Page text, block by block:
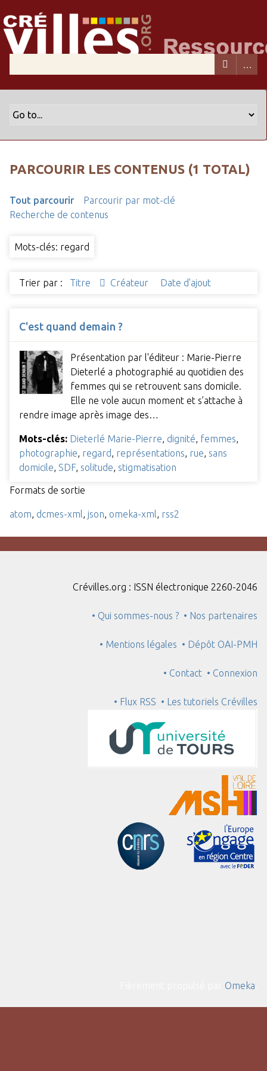
PARCOURIR LES CONTENUS (1 TOTAL)
Tout parcourir
Parcourir par mot-clé
Recherche de contenus
Mots-clés: regard
Trier par : Titre Créateur Date d'ajout
C'est quand demain ?
Présentation par l'éditeur : Marie-Pierre
Dieterlé a photographié au quotidien des
femmes qui se retrouvent sans domicile.
Elle ne vole aucun moment et s’attache à
rendre image après image des…
Mots-clés: Dieterlé Marie-Pierre dignité femmes
photographie regard représentations rue sans
domicile SDF, solitude stigmatisation
Formats de sortie
atom dcmes-xml json omeka-xml rss2
Crévilles.org : ISSN électronique 2260-2046
• Qui sommes-nous ? • Nos partenaires
• Mentions légales • Dépôt OAI-PMH
• Contact • Connexion
• Flux RSS • Les tutoriels Crévilles
Omeka